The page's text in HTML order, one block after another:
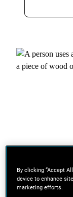
By clicking “Accept
device to enhance
marketing efforts.